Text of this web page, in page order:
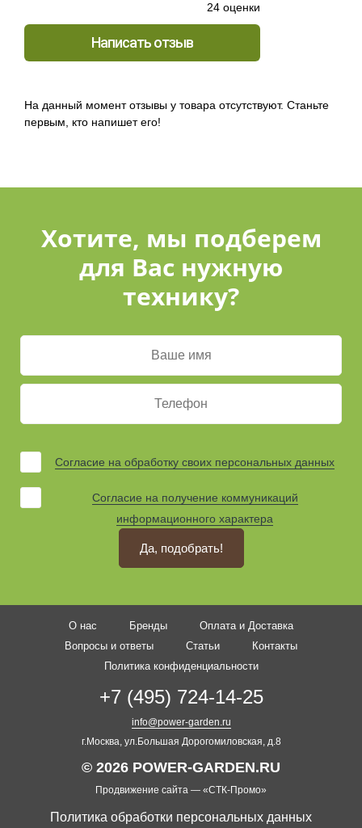
24 оценки
Написать отзыв
На данный момент отзывы у товара отсутствуют. Станьте
первым, кто напишет его!
Хотите, мы подберем
для Вас нужную
технику?
Согласие на обработку своих персональных данных
Согласие на получение коммуникаций
информационного характера
Да, подобрать!
О нас Бренды
Оплата и Доставка
Вопросы и ответы
Статьи
Контакты
Политика конфиденциальности
+7 (495) 724-14-25
info@power-garden.ru
г.Москва, ул.Большая Дорогомиловская, д.8
© 2026 POWER-GARDEN.RU
Продвижение сайта — «СТК-Промо»
Политика обработки персональных данных